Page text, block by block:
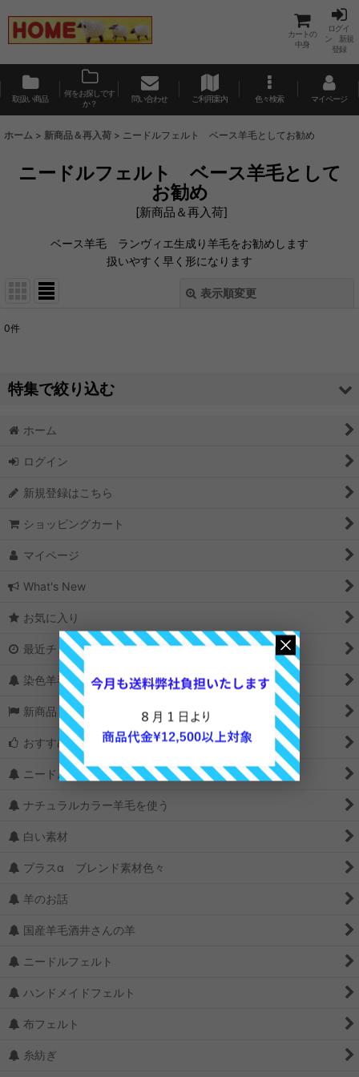
カートの
中身
ログイ
ン 新規
登録
取扱い商品
何をお探しです
か？
問い合わせ ご利用案内 色々検索 マイページ
ホーム > 新商品＆再入荷 > ニードルフェルト ベース羊毛としてお勧め
ニードルフェルト ベース羊毛として
お勧め
[新商品＆再入荷]
ベース羊毛 ランヴィエ生成り羊毛をお勧めします
扱いやすく早く形になります
表示順変更
並び順:
0件
特集で絞り込む
ニードルフェルト 汎用針
ニードルフェルト ベース羊毛としてお勧め
色羊毛 お勧め
白い羊毛 いろいろ
ホーム
ログイン
新規登録はこちら
ショッピングカート
マイページ
What's New
お気に入り
最近チェックしたアイテム
染色羊毛の選び方
新商品＆再入荷
おすすめ
ニードルの選び方
ナチュラルカラー羊毛を使う
白い素材
プラスα ブレンド素材色々
羊のお話
国産羊毛酒井さんの羊
ニードルフェルト
ハンドメイドフェルト
布フェルト
糸紡ぎ